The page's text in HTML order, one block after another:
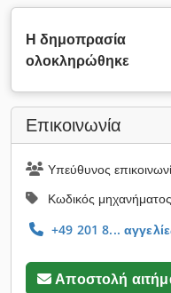
Η δημοπρασία
ολοκληρώθηκε
Επικοινωνία
Υπεύθυνος
Κωδικός
+49 201 8...
Αποστολή